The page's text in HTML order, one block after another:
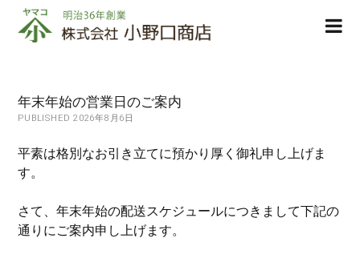
株
式
小
野
商
店
年末年始の営業日のご案内
PUBLISHED 2026年8月6日
平素は格別なお引き立てに預かり厚く御礼申し上げま
す。
さて、年末年始の配送スケジュールにつきまして下記の
通りにご案内申し上げます。